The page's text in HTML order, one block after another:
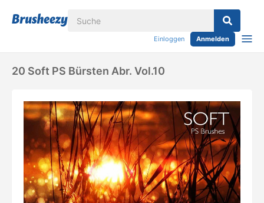
Einloggen Anmelden
20 Soft PS Bürsten Abr. Vol.10